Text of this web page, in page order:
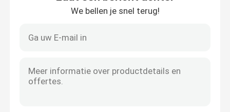
Huis
Producten
We bellen je snel terug!